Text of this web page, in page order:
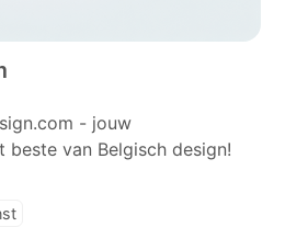
- jouw
van Belgisch design!